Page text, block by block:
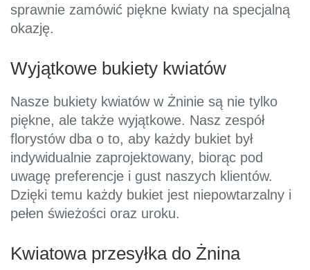
sprawnie zamówić piękne kwiaty na specjalną
okazję.
Wyjątkowe bukiety kwiatów
Nasze bukiety kwiatów w Żninie są nie tylko
piękne, ale także wyjątkowe. Nasz zespół
florystów dba o to, aby każdy bukiet był
indywidualnie zaprojektowany, biorąc pod
uwagę preferencje i gust naszych klientów.
Dzięki temu każdy bukiet jest niepowtarzalny i
pełen świeżości oraz uroku.
Kwiatowa przesyłka do Żnina